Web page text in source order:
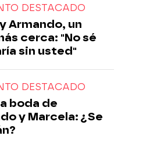
DESTACADO
Armando, un
cerca: "No sé
sin usted"
DESTACADO
boda de
y Marcela: ¿Se